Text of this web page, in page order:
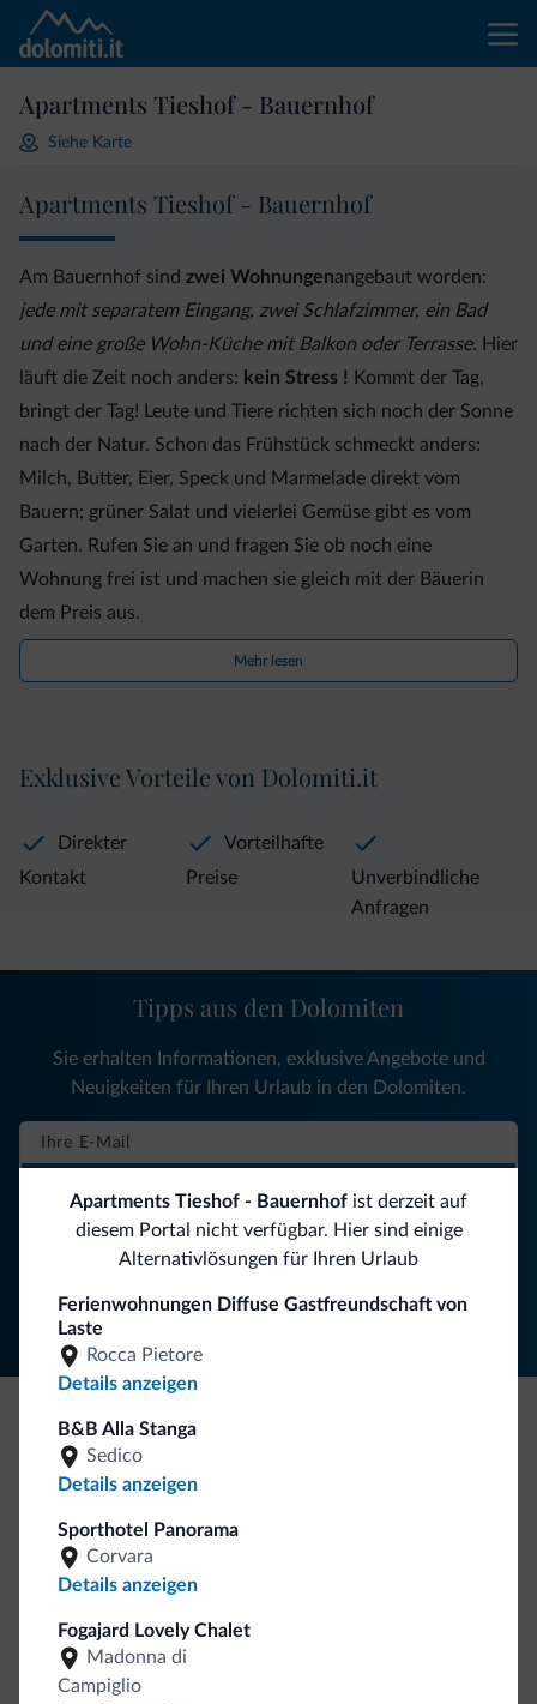
Apartments Tieshof - Bauernhof
Siehe Karte
Apartments Tieshof - Bauernhof
Am Bauernhof sind zwei Wohnungenangebaut worden:
jede mit separatem Eingang, zwei Schlafzimmer, ein Bad
und eine große Wohn-Küche mit Balkon oder Terrasse. Hier
läuft die Zeit noch anders: kein Stress ! Kommt der Tag,
bringt der Tag! Leute und Tiere richten sich noch der Sonne
nach der Natur. Schon das Frühstück schmeckt anders:
Milch, Butter, Eier, Speck und Marmelade direkt vom
Bauern; grüner Salat und vielerlei Gemüse gibt es vom
Garten. Rufen Sie an und fragen Sie ob noch eine
Wohnung frei ist und machen sie gleich mit der Bäuerin
dem Preis aus.
Mehr lesen
Apartments Tieshof - Bauernhof ist derzeit auf
diesem Portal nicht verfügbar. Hier sind einige
Alternativlösungen für Ihren Urlaub
Ferienwohnungen Diffuse Gastfreundschaft von
Laste
Rocca Pietore
Details anzeigen
B&B Alla Stanga
Sedico
Details anzeigen
Sporthotel Panorama
Corvara
Details anzeigen
Fogajard Lovely Chalet
Madonna di
Campiglio
Exklusive Vorteile von Dolomiti.it
Direkter
Kontakt
Vorteilhafte
Preise
Unverbindliche
Anfragen
Folgen Sie Dolomiti.it auf
Tipps aus den Dolomiten
Sie erhalten Informationen, exklusive Angebote und
Neuigkeiten für Ihren Urlaub in den Dolomiten.
Seien Sie originell, entdecken Sie die neue
Kollektion
So viele von Ihnen haben uns gefragt. Die neue Kollektion
von Dolomiti.it ist da!